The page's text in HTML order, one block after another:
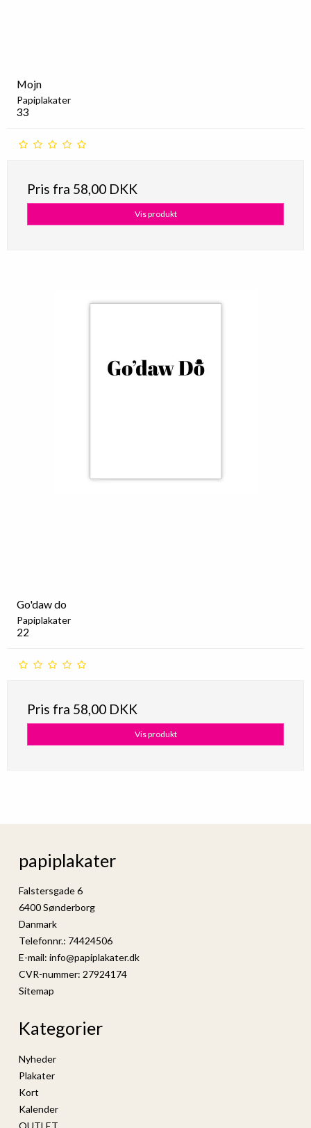
Mojn
Papiplakater
33
Pris fra 58,00 DKK
Vis produkt
Go'daw do
Papiplakater
22
Pris fra 58,00 DKK
Vis produkt
papiplakater
Falstersgade 6
6400 Sønderborg
Danmark
Telefonnr.: 74424506
E-mail: info@papiplakater.dk
CVR-nummer: 27924174
Sitemap
Kategorier
Nyheder
Plakater
Kort
Kalender
OUTLET